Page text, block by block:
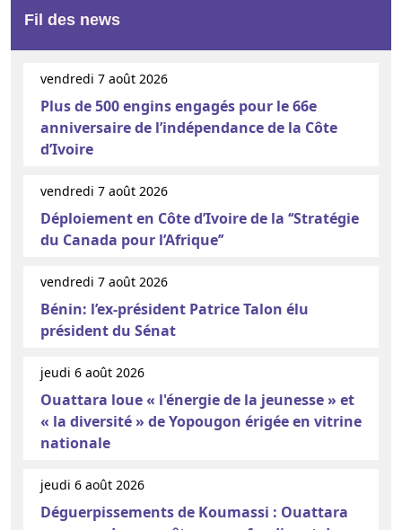
Fil des news
vendredi 7 août 2026
Plus de 500 engins engagés pour le 66e
anniversaire de l’indépendance de la Côte
d’Ivoire
vendredi 7 août 2026
Déploiement en Côte d’Ivoire de la ‘‘Stratégie
du Canada pour l’Afrique’’
vendredi 7 août 2026
Bénin: l’ex-président Patrice Talon élu
président du Sénat
jeudi 6 août 2026
Ouattara loue « l'énergie de la jeunesse » et
« la diversité » de Yopougon érigée en vitrine
nationale
jeudi 6 août 2026
Déguerpissements de Koumassi : Ouattara